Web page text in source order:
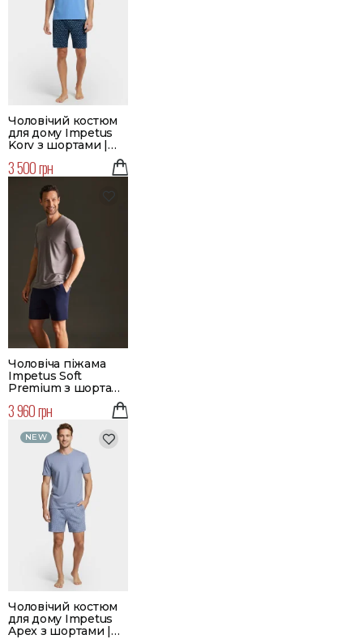
Чоловічий костюм
для дому Impetus
Korv з шортами |
Великий розмір
3 500 грн
Чоловіча піжама
Impetus Soft
Premium з шортами
3 960 грн
NEW
Чоловічий костюм
для дому Impetus
Apex з шортами |